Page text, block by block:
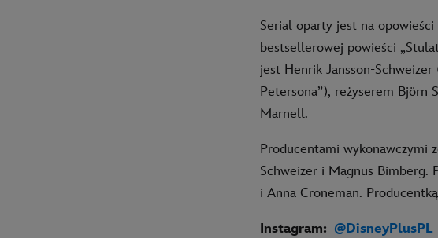
Serial oparty jest na opowieści
bestsellerowej powieści
jest Henrik Jansson-
Petersona”), reżyserem Björn
Marnell.
Producentami wykonawczymi
Schweizer i Magnus Bimberg.
i Anna Croneman.
Instagram: @DisneyPlusPL